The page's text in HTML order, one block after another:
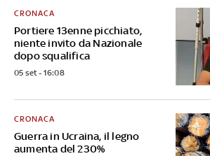
Portiere 13enne picchiato,
niente invito da Nazionale
dopo squalifica
CRONACA
05 set - 16:08
Guerra in Ucraina, il legno
aumenta del 230%
CRONACA